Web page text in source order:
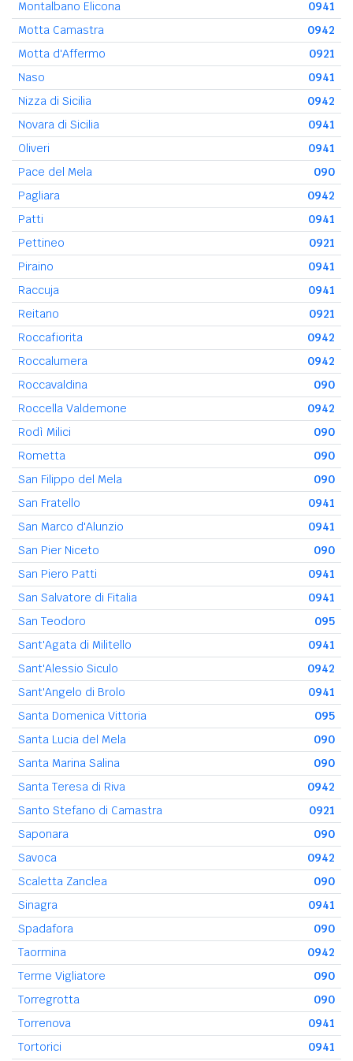
Montalbano Elicona
0941
Motta Camastra
0942
Motta d'Affermo
0921
Naso
0941
Nizza di Sicilia
0942
Novara di Sicilia
0941
Oliveri
0941
Pace del Mela
090
Pagliara
0942
Patti
0941
Pettineo
0921
Piraino
0941
Raccuja
0941
Reitano
0921
Roccafiorita
0942
Roccalumera
0942
Roccavaldina
090
Roccella Valdemone
0942
Rodì Milici
090
Rometta
090
San Filippo del Mela
090
San Fratello
0941
San Marco d'Alunzio
0941
San Pier Niceto
090
San Piero Patti
0941
San Salvatore di Fitalia
0941
San Teodoro
095
Sant'Agata di Militello
0941
Sant'Alessio Siculo
0942
Sant'Angelo di Brolo
0941
Santa Domenica Vittoria
095
Santa Lucia del Mela
090
Santa Marina Salina
090
Santa Teresa di Riva
0942
Santo Stefano di Camastra
0921
Saponara
090
Savoca
0942
Scaletta Zanclea
090
Sinagra
0941
Spadafora
090
Taormina
0942
Terme Vigliatore
090
Torregrotta
090
Torrenova
0941
Tortorici
0941